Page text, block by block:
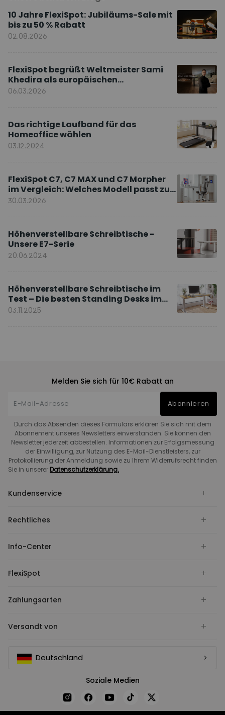
10 Jahre FlexiSpot: Jubiläums-Sale mit
bis zu 50 % Rabatt
02.08.2026
FlexiSpot begrüßt Weltmeister Sami
Khedira als europäischen
Markenbotschafter
06.03.2026
Das richtige Laufband für das
Homeoffice wählen
03.12.2024
FlexiSpot C7, C7 MAX und C7 Morpher
im Vergleich: Welches Modell passt zu
Ihnen?
30.03.2026
Höhenverstellbare Schreibtische -
Unsere E7-Serie
20.06.2024
Höhenverstellbare Schreibtische im
Test – Die besten Standing Desks im
Vergleich
03.11.2025
Melden Sie sich für 10€ Rabatt an
Abonnieren
Durch das Absenden dieses Formulars erklären Sie sich mit dem
Abonnement unseres Newsletters einverstanden. Sie können den
Newsletter jederzeit abbestellen. Informationen zur Erfolgsmessung
der Einwilligung, zur Nutzung des E-Mail-Dienstleisters, zur
Protokollierung der Anmeldung sowie zu Ihrem Widerrufsrecht finden
Sie in unserer Datenschutzerklärung.
Kundenservice
Rechtliches
Info-Center
FlexiSpot
Zahlungsarten
Versandt von
Deutschland
Soziale Medien